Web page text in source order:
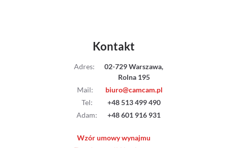
Kontakt
Adres:
02-729 Warszawa,
Rolna 195
Mail:
biuro@camcam.pl
Tel:
+48 513 499 490
Adam: +48 601 916 931
Wzór umowy wynajmu